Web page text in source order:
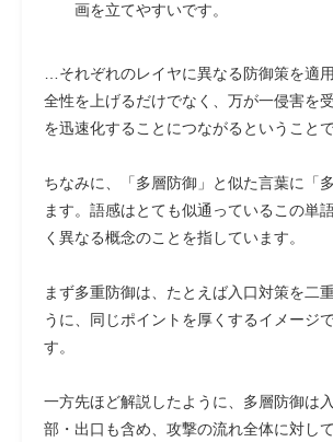
画を立てやすいです。
…それぞれのレイヤに異なる防御策を適
全性を上げるだけでなく、万が一侵害を
を迅速化することにつながるということ
ちなみに、「多層防御」と似た言葉に「
ます。語感はとても似通っているこの単
く異なる概念のことを指しています。
まず多重防御は、たとえば入口対策を二
うに、同じポイントを厚くするイメージ
す。
一方先ほど解説したように、多層防御は
部・出口も含め、攻撃の流れ全体に対し